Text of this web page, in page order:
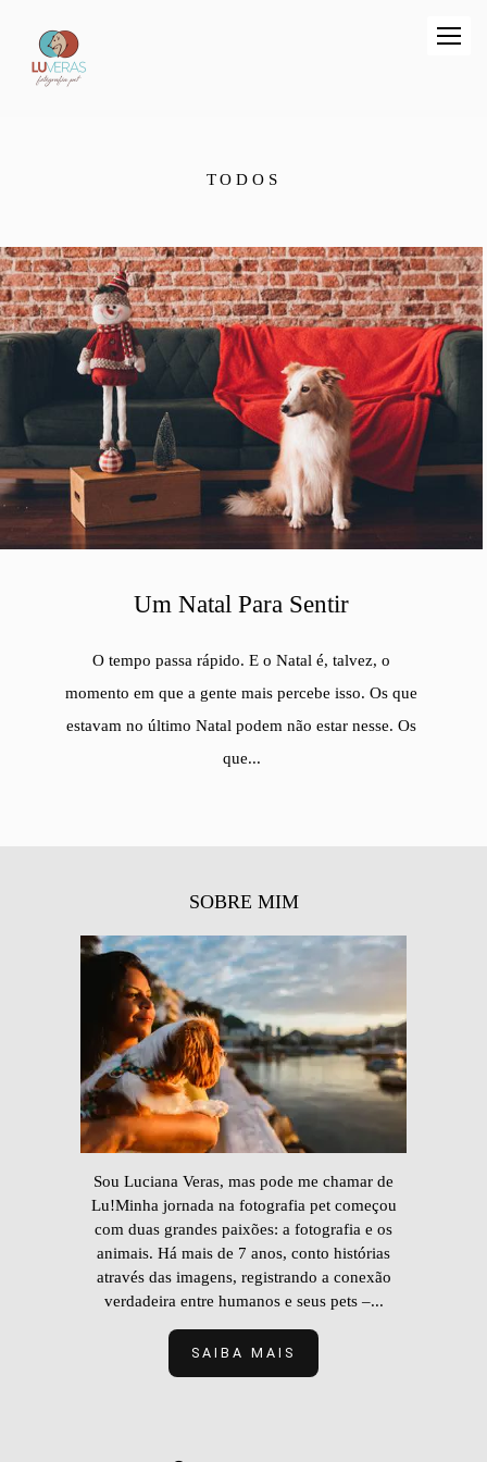
TODOS
Um Natal Para Sentir
O tempo passa rápido. E o Natal é, talvez, o
momento em que a gente mais percebe isso. Os que
estavam no último Natal podem não estar nesse. Os
que...
SOBRE MIM
Sou Luciana Veras, mas pode me chamar de
Lu!Minha jornada na fotografia pet começou
com duas grandes paixões: a fotografia e os
animais. Há mais de 7 anos, conto histórias
através das imagens, registrando a conexão
verdadeira entre humanos e seus pets –...
SAIBA MAIS